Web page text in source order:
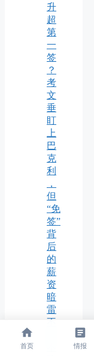
升
超
第
一
签
？
考
文
垂
盯
上
巴
克
利
，
但
“免
签”
背
后
的
薪
资
暗
雷
不
首页 情报